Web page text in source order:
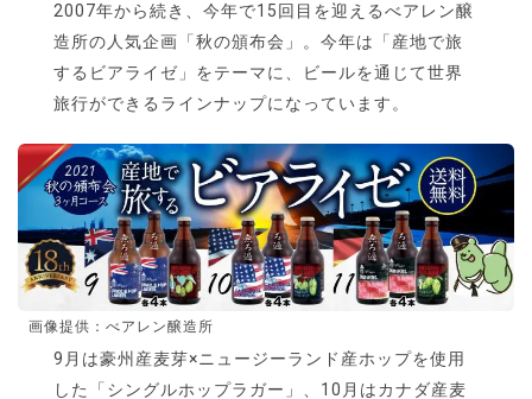
2007年から続き、今年で15回目を迎えるべアレン醸
造所の人気企画「秋の頒布会」。今年は「産地で旅
するビアライゼ」をテーマに、ビールを通じて世界
旅行ができるラインナップになっています。
画像提供：べアレン醸造所
9月は豪州産麦芽×ニュージーランド産ホップを使用
した「シングルホップラガー」、10月はカナダ産麦